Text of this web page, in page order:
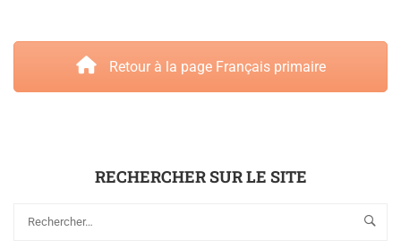
Retour à la page Français primaire
RECHERCHER SUR LE SITE